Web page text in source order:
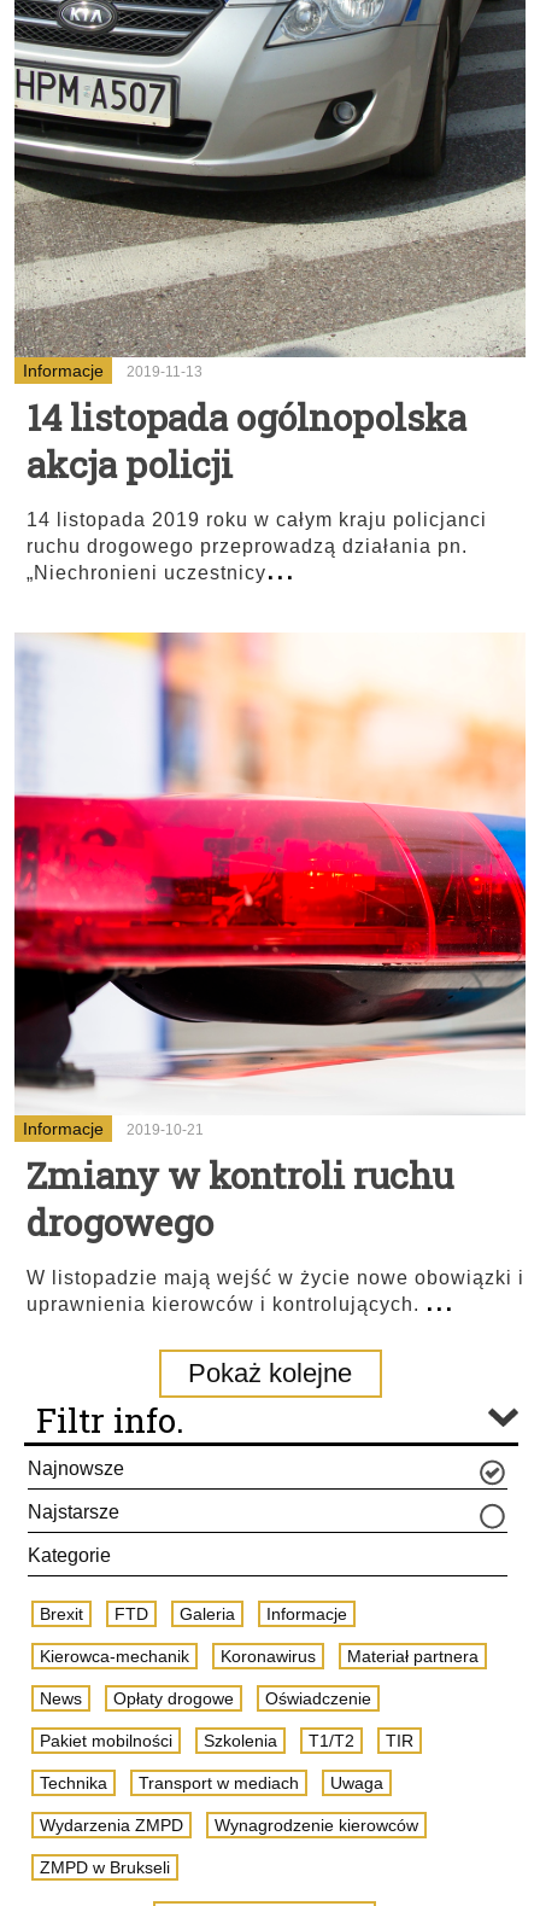
Informacje 2019-11-13
14 listopada ogólnopolska
akcja policji
14 listopada 2019 roku w całym kraju policjanci
ruchu drogowego przeprowadzą działania pn.
„Niechronieni uczestnicy...
Informacje 2019-10-21
Zmiany w kontroli ruchu
drogowego
W listopadzie mają wejść w życie nowe obowiązki i
uprawnienia kierowców i kontrolujących. ...
Pokaż kolejne
Filtr info.
Najnowsze
Najstarsze
Kategorie
Brexit FTD Galeria Informacje
Kierowca-mechanik Koronawirus Materiał partnera
News Opłaty drogowe Oświadczenie
Pakiet mobilności Szkolenia T1/T2 TIR
Technika Transport w mediach Uwaga
Wydarzenia ZMPD Wynagrodzenie kierowców
ZMPD w Brukseli